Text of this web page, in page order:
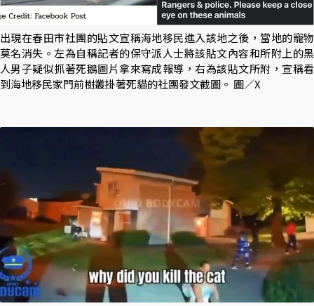
出現在春田市社團的貼文宣稱海地移民進入該地之後，當地的寵物
莫名消失。左為自稱記者的保守派人士將該貼文內容和所附上的黑
人男子疑似抓著死鵝圖片拿來寫成報導，右為該貼文所附，宣稱看
到海地移民家門前樹叢掛著死貓的社團發文截圖。 圖／X